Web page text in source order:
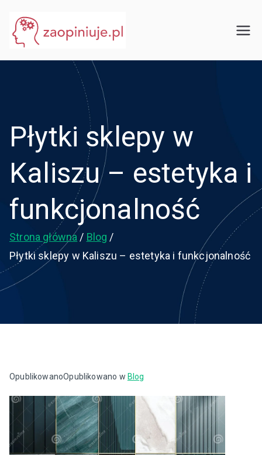
treści
Płytki sklepy w
Kaliszu – estetyka i
funkcjonalność
Strona główna
Blog
Płytki sklepy w Kaliszu – estetyka i funkcjonalność
OpublikowanoOpublikowano w Blog